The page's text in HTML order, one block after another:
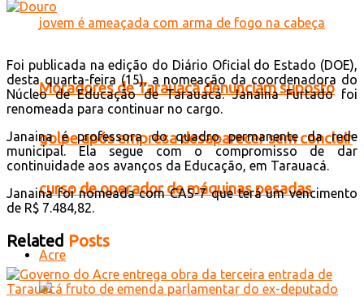
Moradores de Tarauacá denunciam suposto
golpe após empresa desaparecer sem concluir
curso de operador de máquinas pesadas
Acre
Foi publicada na edição do Diário Oficial do Estado (DOE),
desta quarta-feira (15), a nomeação da coordenadora do
Núcleo de Educação de Tarauacá. Janaina Furtado foi
renomeada para continuar no cargo.
Janaina é professora do quadro permanente da rede
municipal. Ela segue com o compromisso de dar
continuidade aos avanços da Educação, em Tarauacá.
Janaina foi nomeada com CAS-7 que terá um vencimento
de R$ 7.484,82.
Related Posts